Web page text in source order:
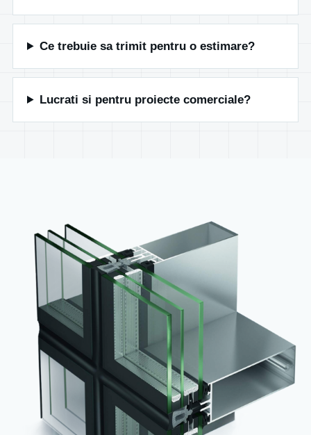
Ce trebuie sa trimit pentru o estimare?
Lucrati si pentru proiecte comerciale?